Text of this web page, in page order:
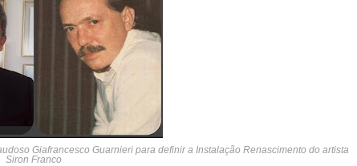
Giafrancesco Guarnieri para definir a Instalação Renascimento do artista
Siron Franco